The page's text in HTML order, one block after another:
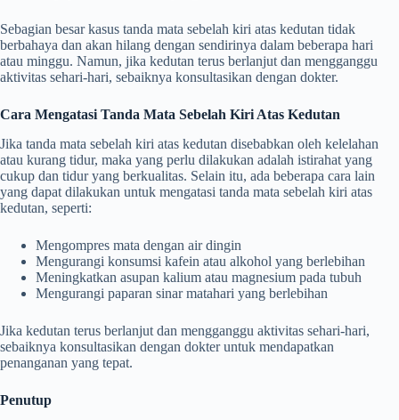
Sebagian besar kasus tanda mata sebelah kiri atas kedutan tidak
berbahaya dan akan hilang dengan sendirinya dalam beberapa hari
atau minggu. Namun, jika kedutan terus berlanjut dan mengganggu
aktivitas sehari-hari, sebaiknya konsultasikan dengan dokter.
Cara Mengatasi Tanda Mata Sebelah Kiri Atas Kedutan
Jika tanda mata sebelah kiri atas kedutan disebabkan oleh kelelahan
atau kurang tidur, maka yang perlu dilakukan adalah istirahat yang
cukup dan tidur yang berkualitas. Selain itu, ada beberapa cara lain
yang dapat dilakukan untuk mengatasi tanda mata sebelah kiri atas
kedutan, seperti:
Mengompres mata dengan air dingin
Mengurangi konsumsi kafein atau alkohol yang berlebihan
Meningkatkan asupan kalium atau magnesium pada tubuh
Mengurangi paparan sinar matahari yang berlebihan
Jika kedutan terus berlanjut dan mengganggu aktivitas sehari-hari,
sebaiknya konsultasikan dengan dokter untuk mendapatkan
penanganan yang tepat.
Penutup